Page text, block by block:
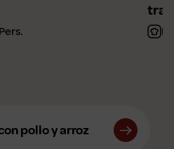
pollo y arroz